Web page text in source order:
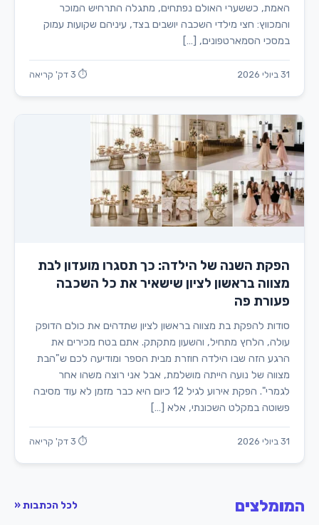
האמת, כששערי האולם נפתחים, מתגלה התרחיש המוכר
והמכווץ: חצי מילדי השכבה יושבים בצד, עיניהם שקועות עמוק
במסכי הסמארטפונים, […]
31 ביולי 2026 ⏱ 3 דק' קריאה
הפקת השנה של הילדה: כך תסגרו מועדון לבת
מצווה בראשון לציון שישאיר את כל השכבה
פעורת פה
סודות להפקת בת מצווה בראשון לציון שתדהים את כולם הדופק
עולה, הלחץ מתחיל, והשעון מתקתק. אתם בטח מכירים את
הרגע הזה שבו הילדה חוזרת מבית הספר ומודיעה לכם ש"הבת
מצווה של נועה הייתה מושלמת, אבל אני רוצה משהו אחר
לגמרי". הפקת אירוע לגיל 12 כיום היא כבר מזמן לא עוד מסיבה
פשוטה במקלט השכונתי, אלא […]
31 ביולי 2026 ⏱ 3 דק' קריאה
המומלצים לכל הכתבות «